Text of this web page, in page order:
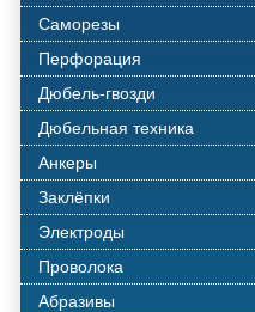
Саморезы
Перфорация
Дюбель-гвозди
Дюбельная техника
Анкеры
Заклёпки
Электроды
Проволока
Абразивы